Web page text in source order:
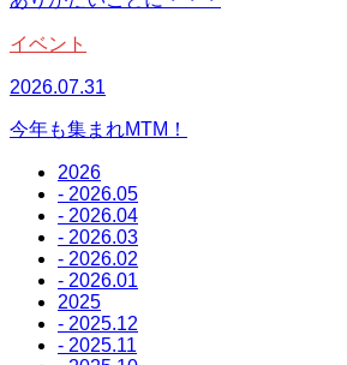
イベント
2026.07.31
今年も集まれMTM！
2026
- 2026.05
- 2026.04
- 2026.03
- 2026.02
- 2026.01
2025
- 2025.12
- 2025.11